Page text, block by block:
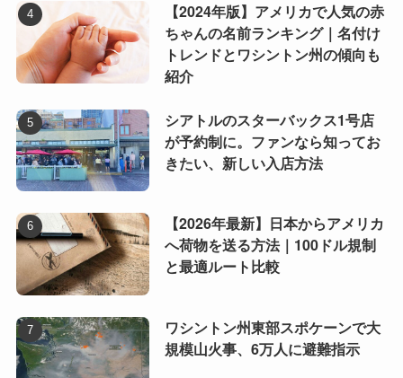
【2024年版】アメリカで人気の赤
ちゃんの名前ランキング｜名付け
トレンドとワシントン州の傾向も
紹介
シアトルのスターバックス1号店
が予約制に。ファンなら知ってお
きたい、新しい入店方法
【2026年最新】日本からアメリカ
へ荷物を送る方法｜100ドル規制
と最適ルート比較
ワシントン州東部スポケーンで大
規模山火事、6万人に避難指示